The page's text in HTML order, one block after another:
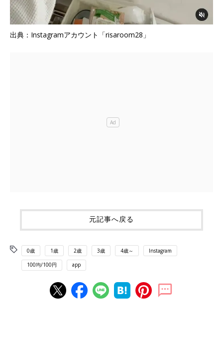
出典：Instagramアカウント「risaroom28」
元記事へ戻る
0歳 1歳 2歳 3歳 4歳～ Instagram
100均/100円 app